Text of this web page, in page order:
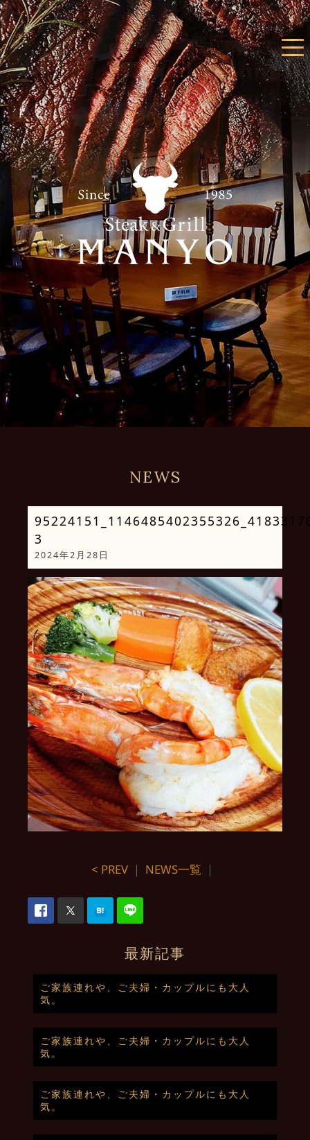
NEWS
3
2024年2月28日
< PREV ｜ NEWS一覧 ｜
最新記事
ご家族連れや、ご夫婦・カップルにも大人
気。
ご家族連れや、ご夫婦・カップルにも大人
気。
ご家族連れや、ご夫婦・カップルにも大人
気。